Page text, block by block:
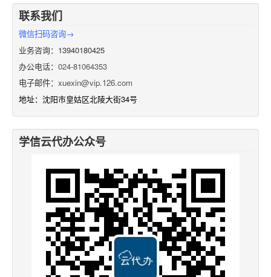
联系我们
微信扫码咨询→
业务咨询：13940180425
办公电话： 024-81064353
电子邮件： xuexin@vip.126.com
地址：沈阳市皇姑区北陵大街34号
学信云代办公众号